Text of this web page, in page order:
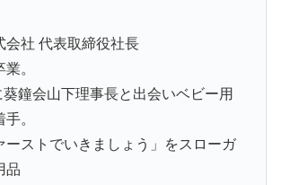
会社 代表取締役社長
。
鐘会山下理事長と出会いベビー用
。
ーストでいきましょう」をスローガ
品